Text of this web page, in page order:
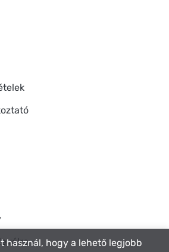
használ, hogy a lehető legjobb